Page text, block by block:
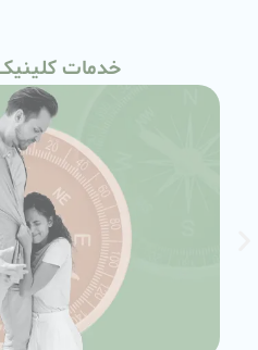
خدمات